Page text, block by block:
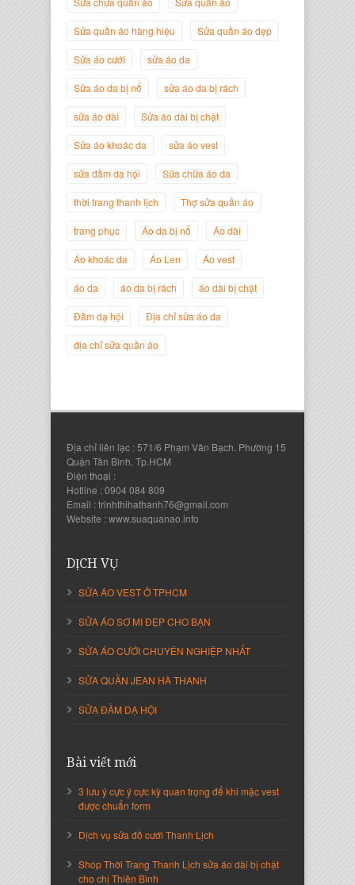
Nguyễn Minh Đức
Nguyễn
Giám Đốc Công ty Twist Potato
Nguyễn Thị Cẩm Loan
Sửa quần áo hàng hiệu Sửa quần áo đẹp
Sửa áo cưới sửa áo da
Sửa áo da bị nổ sửa áo da bị rách
sửa áo dài Sửa áo dài bị chật
Sửa áo khoác da sửa áo vest
sửa đầm dạ hội Sữa chữa áo da
thời trang thanh lịch Thợ sửa quần áo
trang phục Áo da bị nổ Áo dài
Áo khoác da Áo Len Áo vest
áo da áo da bị rách áo dài bị chật
Đầm dạ hội Địa chỉ sửa áo da
địa chỉ sửa quần áo
Địa chỉ liên lạc : 571/6 Phạm Văn Bạch. Phường 15
Quận Tân Bình. Tp.HCM
Điện thoại :
Hotline : 0904 084 809
Email : trinhthihathanh76@gmail.com
Website : www.suaquanao.info
DỊCH VỤ
SỬA ÁO VEST Ở TPHCM
SỬA ÁO SƠ MI ĐẸP CHO BẠN
SỬA ÁO CƯỚI CHUYÊN NGHIỆP NHẤT
SỬA QUẦN JEAN HÀ THANH
SỬA ĐẦM DẠ HỘI
Bài viết mới
3 lưu ý cực ý cực kỳ quan trọng để khi mặc vest
được chuẩn form
Dịch vụ sửa đồ cưới Thanh Lịch
Shop Thời Trang Thanh Lịch sửa áo dài bị chật
cho chị Thiên Bình